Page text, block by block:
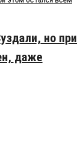
но при
даже